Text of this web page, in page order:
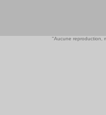
"Aucune reproduction,